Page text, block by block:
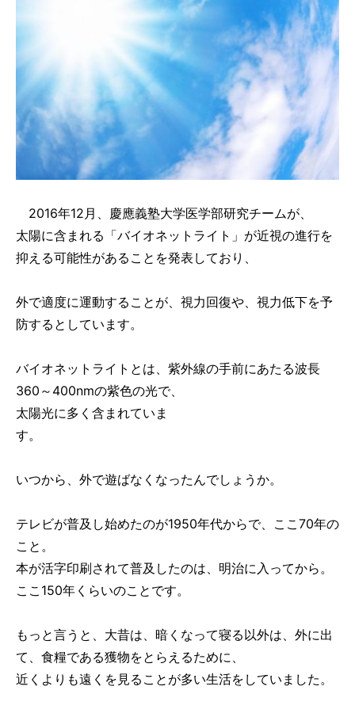
2016年12月、慶應義塾大学医学部研究チームが、
太陽に含まれる「バイオネットライト」が近視の進行を
抑える可能性があることを発表しており、
外で適度に運動することが、視力回復や、視力低下を予
防するとしています。
バイオネットライトとは、紫外線の手前にあたる波長
360～400nmの紫色の光で、
太陽光に多く含まれていま
す。
いつから、外で遊ばなくなったんでしょうか。
テレビが普及し始めたのが1950年代からで、ここ70年の
こと。
本が活字印刷されて普及したのは、明治に入ってから。
ここ150年くらいのことです。
もっと言うと、大昔は、暗くなって寝る以外は、外に出
て、食糧である獲物をとらえるために、
近くよりも遠くを見ることが多い生活をしていました。